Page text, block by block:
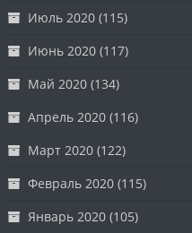
Июль 2020 (115)
Июнь 2020 (117)
Май 2020 (134)
Апрель 2020 (116)
Март 2020 (122)
Февраль 2020 (115)
Январь 2020 (105)